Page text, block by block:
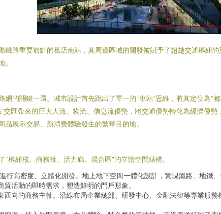
路重要節點的葛店南站，其周邊區域的開發被賦予了超越交通樞紐
。
的關鍵一環。城市設計首先跳出了單一的“車站”思維，將其定位為“
交匯帶來的巨大人流、物流、信息流優勢，將交通優勢轉化為經濟優
展示交易、新消費體驗發生的繁華目的地。
樞紐核、商務軸、活力廊、混合區”的立體空間結構。
行高密度、立體化開發。地上地下空間一體化設計，實現鐵路、地鐵
活動的即時需求，塑造鮮明的門戶形象。
西向的商務主軸。沿線布局企業總部、研發中心、金融法律等專業服